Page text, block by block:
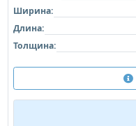
Ширина:
Длина:
Толщина: